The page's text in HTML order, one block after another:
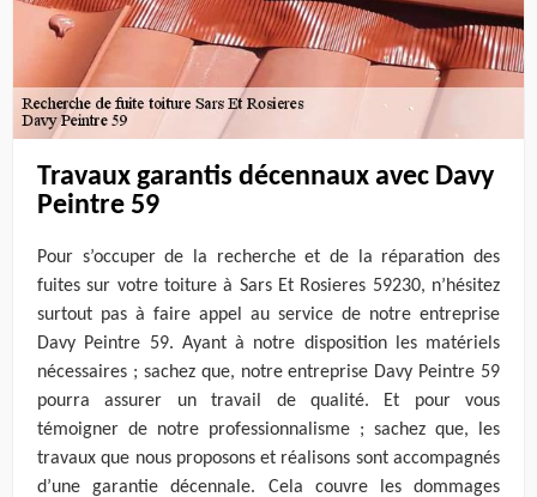
Travaux garantis décennaux avec Davy
Peintre 59
Pour s’occuper de la recherche et de la réparation des
fuites sur votre toiture à Sars Et Rosieres 59230, n’hésitez
surtout pas à faire appel au service de notre entreprise
Davy Peintre 59. Ayant à notre disposition les matériels
nécessaires ; sachez que, notre entreprise Davy Peintre 59
pourra assurer un travail de qualité. Et pour vous
témoigner de notre professionnalisme ; sachez que, les
travaux que nous proposons et réalisons sont accompagnés
d’une garantie décennale. Cela couvre les dommages